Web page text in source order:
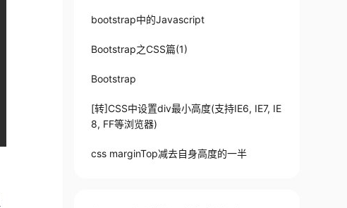
bootstrap中的Javascript
Bootstrap之CSS篇(1)
Bootstrap
[转]CSS中设置div最小高度(支持IE6, IE7, IE
8, FF等浏览器)
css marginTop减去自身高度的一半